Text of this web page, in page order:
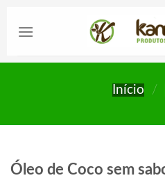
Início /
Óleo de Coco sem